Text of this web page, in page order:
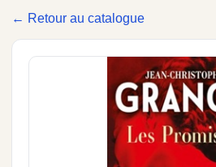
← Retour au catalogue